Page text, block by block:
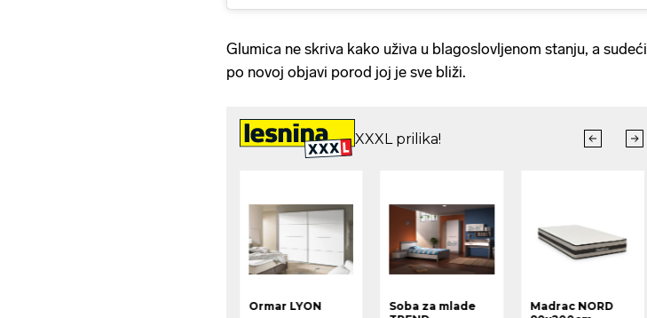
Glumica ne skriva kako uživa u blagoslovljenom stanju, a sudeći
po novoj objavi porod joj je sve bliži.